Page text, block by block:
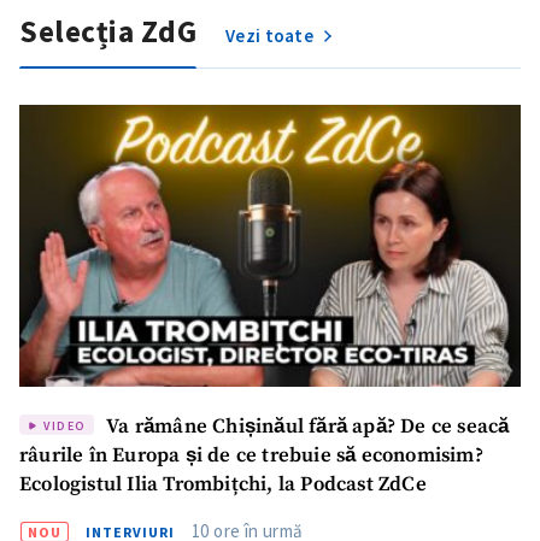
Selecția ZdG Vezi toate
VIDEO
Va rămâne Chișinăul fără apă? De ce seacă
râurile în Europa și de ce trebuie să economisim?
Ecologistul Ilia Trombițchi, la Podcast ZdCe
NOU INTERVIURI 10 ore în urmă
ȘTIREA MEA